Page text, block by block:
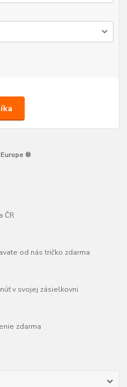
®
ČR
od nás tričko zdarma
v svojej zásielkovni
zdarma